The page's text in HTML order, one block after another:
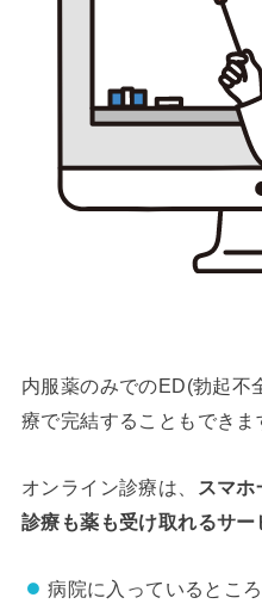
内服薬のみでのED(勃起不
療で完結することもできま
オンライン診療は、
スマ
診療も薬も受け取れるサー
病院に入っているとこ